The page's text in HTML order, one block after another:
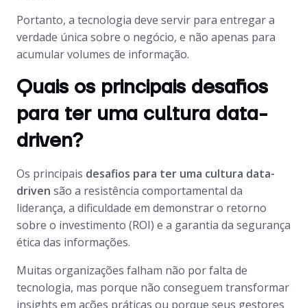
Portanto, a tecnologia deve servir para entregar a
verdade única sobre o negócio, e não apenas para
acumular volumes de informação.
Quais os principais desafios
para ter uma cultura data-
driven?
Os principais desafios para ter uma cultura data-
driven são a resistência comportamental da
liderança, a dificuldade em demonstrar o retorno
sobre o investimento (ROI) e a garantia da segurança
ética das informações.
Muitas organizações falham não por falta de
tecnologia, mas porque não conseguem transformar
insights em ações práticas ou porque seus gestores